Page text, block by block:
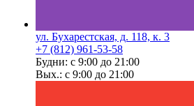
ул. Бухарестская, д. 118, к. 3
+7 (812) 961-53-58
Будни: с 9:00 до 21:00
Вых.: с 9:00 до 21:00